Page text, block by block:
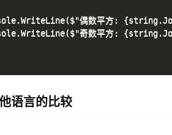
偶数平方:
奇数平方:
语言的比较